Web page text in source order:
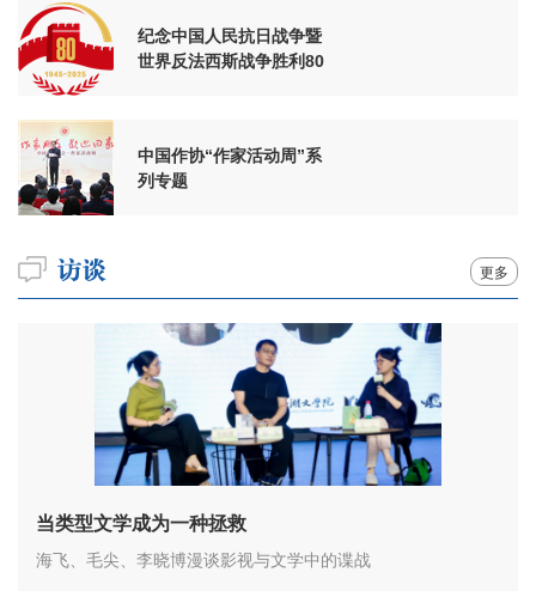
纪念中国人民抗日战争暨
世界反法西斯战争胜利80
中国作协“作家活动周”系
列专题
更多
当类型文学成为一种拯救
海飞、毛尖、李晓博漫谈影视与文学中的谍战